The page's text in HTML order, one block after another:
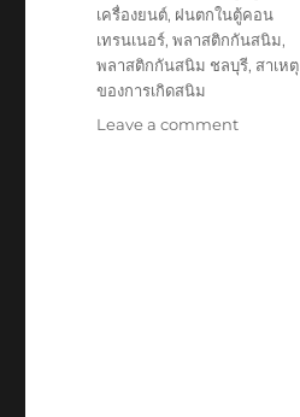
เครื่องยนต์, ฝนตกในตู้คอน
เทรนเนอร์,พลาสติกกันสนิม,
พลาสติกกันสนิม ชลบุรี, สาเหตุ
ของการเกิดสนิม
Leave a commenton